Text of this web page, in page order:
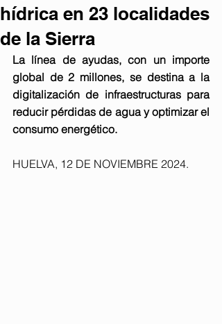
hídrica en 23 localidades
de la Sierra
La línea de ayudas, con un importe
global de 2 millones, se destina a la
digitalización de infraestructuras para
reducir pérdidas de agua y optimizar el
consumo energético.
HUELVA, 12 DE NOVIEMBRE 2024.